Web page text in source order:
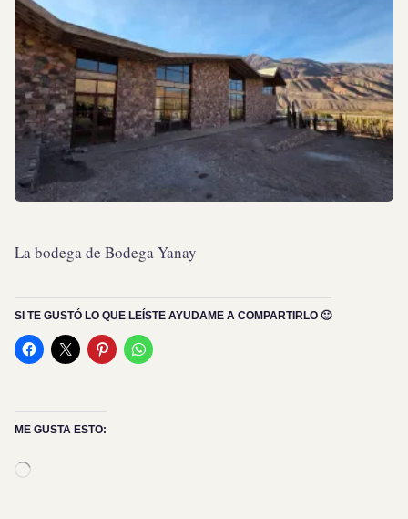
La bodega de Bodega Yanay
SI TE GUSTÓ LO QUE LEÍSTE AYUDAME A COMPARTIRLO 🙂
ME GUSTA ESTO: